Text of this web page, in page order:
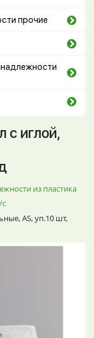
прочие
с иглой,
из пластика
AS, уп.10 шт,